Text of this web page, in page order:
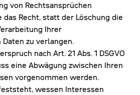
von Rechtsansprüchen
das Recht, statt der Löschung die
Ihrer
zu verlangen.
nach Art. 21 Abs. 1 DSGVO
eine Abwägung zwischen Ihren
vorgenommen werden.
wessen Interessen